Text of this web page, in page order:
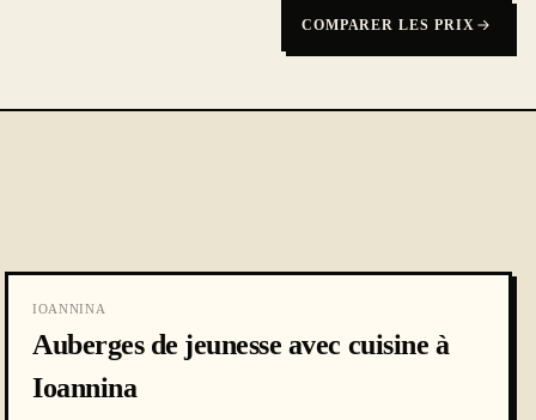
COMPARER LES PRIX
IOANNINA
Auberges de jeunesse avec cuisine à
Ioannina